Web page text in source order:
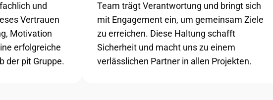
und
Vertrauen
Motivation
erfolgreiche
der pit Gruppe.
Team trägt Verantwortung und bringt sich
mit Engagement ein, um gemeinsam Ziele
zu erreichen. Diese Haltung schafft
Sicherheit und macht uns zu einem
verlässlichen Partner in allen Projekten.